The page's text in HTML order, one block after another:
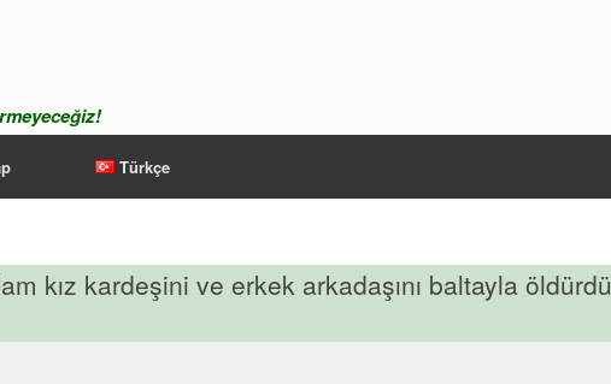
Türkçe
kız kardeşini ve erkek arkadaşını baltayla öldürdü